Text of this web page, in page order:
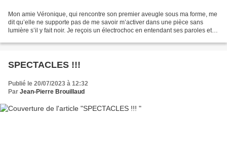
Mon amie Véronique, qui rencontre son premier aveugle sous ma forme, me
dit qu’elle ne supporte pas de me savoir m’activer dans une pièce sans
lumière s’il y fait noir. Je reçois un électrochoc en entendant ses paroles et
SPECTACLES !!!
Publié le 20/07/2023 à 12:32
Par Jean-Pierre Brouillaud